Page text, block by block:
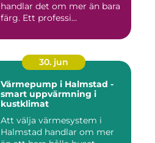
handlar det om mer än bara
färg. Ett professi...
30. jun
Värmepump i Halmstad -
smart uppvärmning i
kustklimat
Att välja värmesystem i
Halmstad handlar om mer